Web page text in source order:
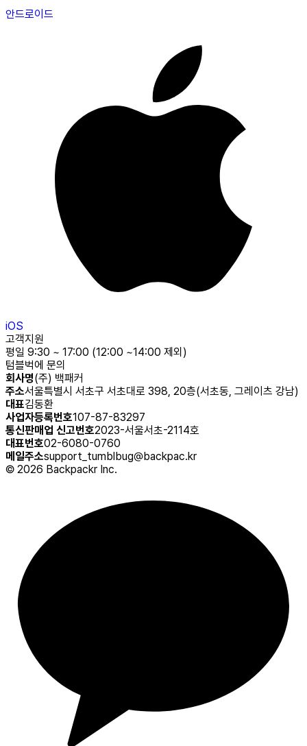
안드로이드
iOS
고객지원
평일 9:30 ~ 17:00 (12:00 ~14:00 제외)
텀블벅에 문의
회사명(주) 백패커
주소서울특별시 서초구 서초대로 398, 20층(서초동, 그레이츠 강남)
대표김동환
사업자등록번호107-87-83297
통신판매업 신고번호2023-서울서초-2114호
대표번호02-6080-0760
메일주소support_tumblbug@backpac.kr
© 2026 Backpackr Inc.